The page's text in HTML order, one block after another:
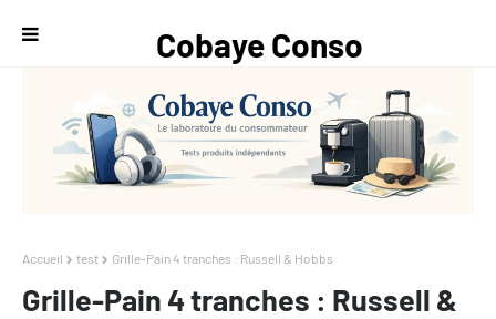
Cobaye Conso
— Le
laboratoire du
Accueil test Grille-Pain 4 tranches : Russell & Hobbs
Grille-Pain 4 tranches : Russell &